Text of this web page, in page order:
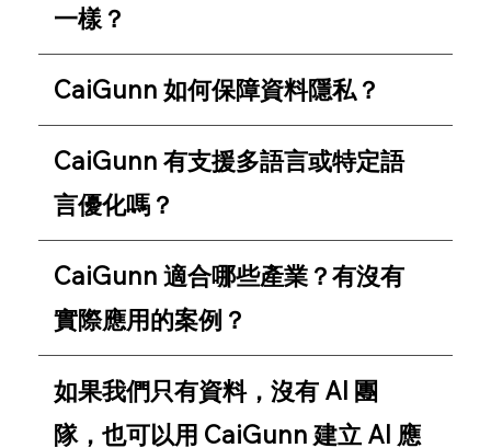
一樣？
CaiGunn 如何保障資料隱私？
CaiGunn 有支援多語言或特定語
言優化嗎？
CaiGunn 適合哪些產業？有沒有
實際應用的案例？
如果我們只有資料，沒有 AI 團
隊，也可以用 CaiGunn 建立 AI 應